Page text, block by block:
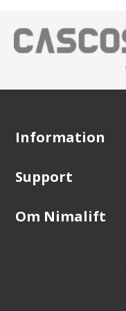
Information
Support
Om Nimalift